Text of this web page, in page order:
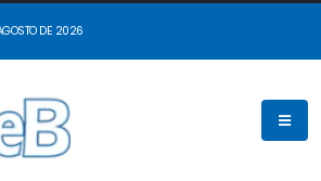
DE 2026